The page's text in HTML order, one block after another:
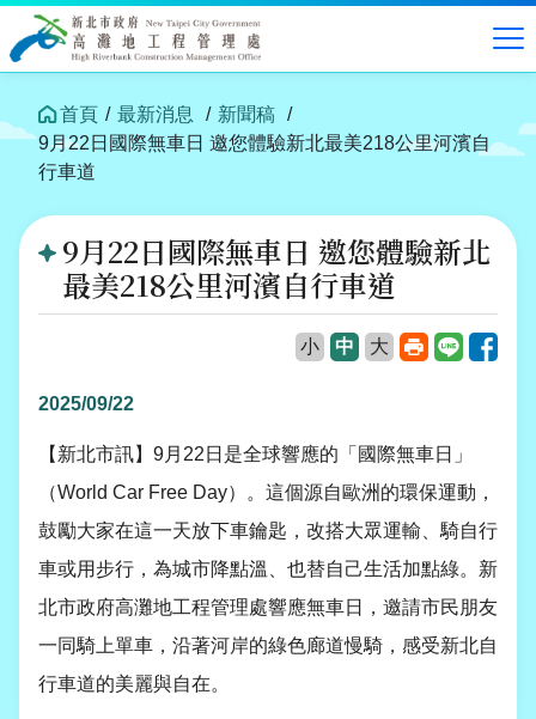
跳
中
容
首頁 最新消息
新聞稿
9月22日國際無車日 邀您體驗新北最美218公里河濱自
行車道
9月22日國際無車日 邀您體驗新北
最美218公里河濱自行車道
小 中 大 列 Line
2025/09/22
【新北市訊】 9月 22 日是全球響應的「國際無車日」
（World Car Free Day）。這個源自歐洲的環保運動，
鼓勵大家在這一天放下車鑰匙，改搭大眾運輸、騎自行
車或用步行，為城市降點溫、也替自己生活加點綠。新
北市政府高灘地工程管理處響應無車日，邀請市民朋友
一同騎上單車，沿著河岸的綠色廊道慢騎，感受新北自
行車道的美麗與自在。